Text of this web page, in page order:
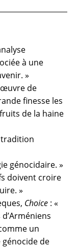
à une
»
de
finesse les
de la haine
tradition
génocidaire. »
doivent croire
»
Choice : «
un
de